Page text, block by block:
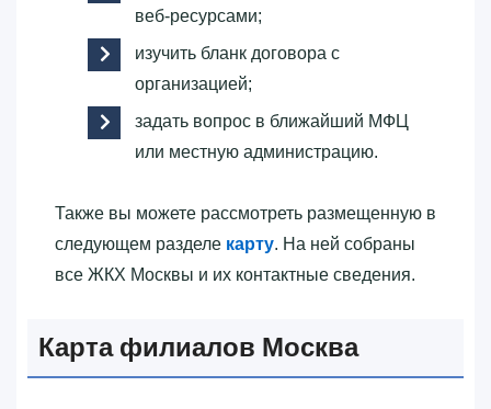
веб-ресурсами;
изучить бланк договора с
организацией;
задать вопрос в ближайший МФЦ
или местную администрацию.
Также вы можете рассмотреть размещенную в
следующем разделе карту. На ней собраны
все ЖКХ Москвы и их контактные сведения.
Карта филиалов Москва